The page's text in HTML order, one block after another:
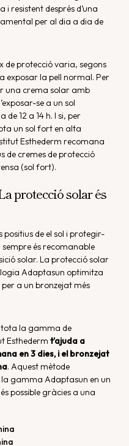
resistent després d’una
per al dia a dia de
de protecció varia, segons
exposar la pell normal. Per
una crema solar amb
se a un sol
12 a 14 h. I si, per
un sol fort en alta
Esthederm recomana
de cremes de protecció
(sol fort).
protecció solar és
de el sol i protegir-
sempre és recomanable
solar. La protecció solar
Adaptasun optimitza
a un bronzejat més
tota la gamma de
Esthederm t’ajuda a
en 3 dies, i el bronzejat
. Aquest mètode
gamma Adaptasun en un
possible gràcies a una